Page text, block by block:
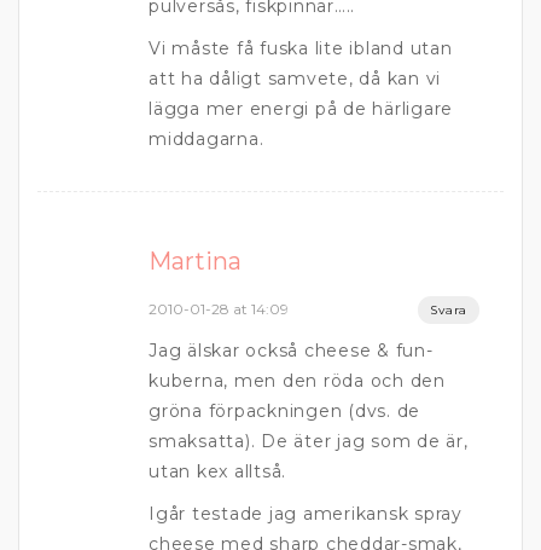
pulversås, fiskpinnar…..
Vi måste få fuska lite ibland utan
att ha dåligt samvete, då kan vi
lägga mer energi på de härligare
middagarna.
Martina
2010-01-28 at 14:09 Svara
Jag älskar också cheese & fun-
kuberna, men den röda och den
gröna förpackningen (dvs. de
smaksatta). De äter jag som de är,
utan kex alltså.
Igår testade jag amerikansk spray
cheese med sharp cheddar-smak,